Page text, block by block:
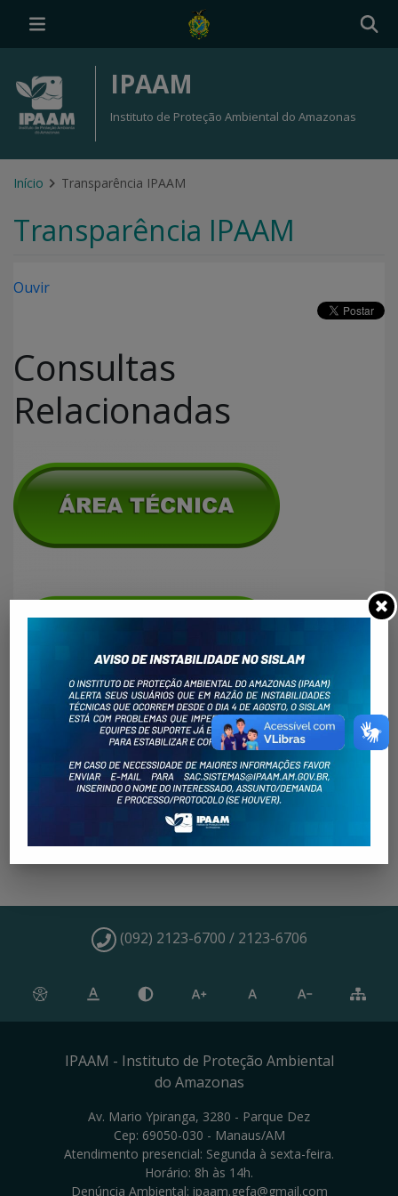
IPAAM
Instituto de Proteção Ambiental do Amazonas
Início Transparência IPAAM
Transparência IPAAM
Ouvir
Consultas
Relacionadas
Dentro de uma iniciativa de transparência pública, o
IPAAM disponibiliza as consultas relacionadas a Área
Técnica e Área Administrativa.
(092) 2123-6700 / 2123-6706
IPAAM - Instituto de Proteção Ambiental
do Amazonas
Av. Mario Ypiranga, 3280 - Parque Dez
Cep: 69050-030 - Manaus/AM
Atendimento presencial: Segunda à sexta-feira.
Horário: 8h às 14h.
Denúncia Ambiental: ipaam.gefa@gmail.com